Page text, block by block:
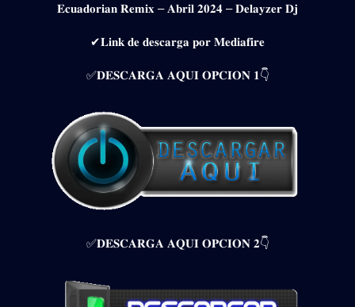
𝐄𝐜𝐮𝐚𝐝𝐨𝐫𝐢𝐚𝐧 𝐑𝐞𝐦𝐢𝐱 – 𝐀𝐛𝐫𝐢𝐥 𝟐𝟎𝟐𝟒 – 𝐃𝐞𝐥𝐚𝐲𝐳𝐞𝐫 𝐃𝐣
✔𝐋𝐢𝐧𝐤 𝐝𝐞 𝐝𝐞𝐬𝐜𝐚𝐫𝐠𝐚 𝐩𝐨𝐫 𝐌𝐞𝐝𝐢𝐚𝐟𝐢𝐫𝐞
✅𝐃𝐄𝐒𝐂𝐀𝐑𝐆𝐀 𝐀𝐐𝐔𝐈 𝐎𝐏𝐂𝐈𝐎𝐍 𝟏👇
✅𝐃𝐄𝐒𝐂𝐀𝐑𝐆𝐀 𝐀𝐐𝐔𝐈 𝐎𝐏𝐂𝐈𝐎𝐍 𝟐👇